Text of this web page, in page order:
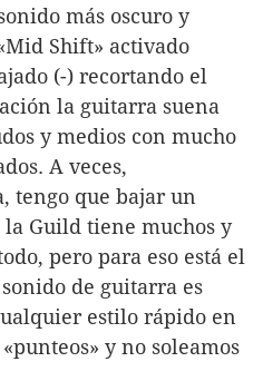
más oscuro y
Shift» activado
(-) recortando el
la guitarra suena
y medios con mucho
A veces,
tengo que bajar un
la Guild tiene muchos y
pero para eso está el
de guitarra es
estilo rápido en
y no soleamos